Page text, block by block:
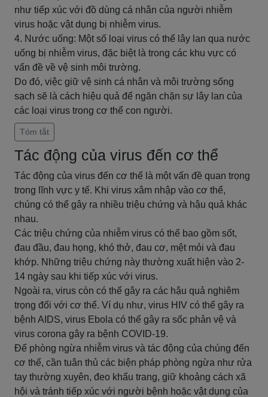
như tiếp xúc với đồ dùng cá nhân của người nhiễm
virus hoặc vật dụng bị nhiễm virus.
4. Nước uống: Một số loại virus có thể lây lan qua nước
uống bị nhiễm virus, đặc biệt là trong các khu vực có
vấn đề về vệ sinh môi trường.
Do đó, việc giữ vệ sinh cá nhân và môi trường sống
sạch sẽ là cách hiệu quả để ngăn chặn sự lây lan của
các loại virus trong cơ thể con người.
Tóm tắt
Tác động của virus đến cơ thể
Tác động của virus đến cơ thể là một vấn đề quan trọng
trong lĩnh vực y tế. Khi virus xâm nhập vào cơ thể,
chúng có thể gây ra nhiều triệu chứng và hậu quả khác
nhau.
Các triệu chứng của nhiễm virus có thể bao gồm sốt,
đau đầu, đau họng, khó thở, đau cơ, mệt mỏi và đau
khớp. Những triệu chứng này thường xuất hiện vào 2-
14 ngày sau khi tiếp xúc với virus.
Ngoài ra, virus còn có thể gây ra các hậu quả nghiêm
trọng đối với cơ thể. Ví dụ như, virus HIV có thể gây ra
bệnh AIDS, virus Ebola có thể gây ra sốc phản vệ và
virus corona gây ra bệnh COVID-19.
Để phòng ngừa nhiễm virus và tác động của chúng đến
cơ thể, cần tuân thủ các biện pháp phòng ngừa như rửa
tay thường xuyên, đeo khẩu trang, giữ khoảng cách xã
hội và tránh tiếp xúc với người bệnh hoặc vật dụng của